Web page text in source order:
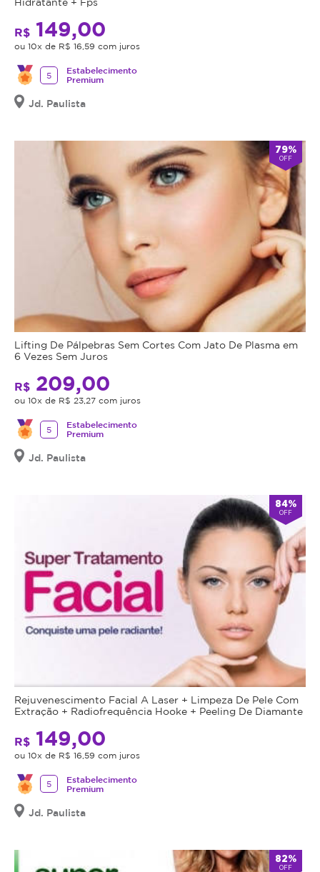
R$ 149,00
ou 10x de R$ 16,59 com juros
5
Estabelecimento
Premium
Jd. Paulista
79%
OFF
Lifting De Pálpebras Sem Cortes Com Jato De Plasma em
6 Vezes Sem Juros
R$ 209,00
ou 10x de R$ 23,27 com juros
5
Estabelecimento
Premium
Jd. Paulista
84%
OFF
Rejuvenescimento Facial A Laser + Limpeza De Pele Com
Extração + Radiofrequência Hooke + Peeling De Diamante
R$ 149,00
ou 10x de R$ 16,59 com juros
5
Estabelecimento
Premium
Jd. Paulista
82%
OFF